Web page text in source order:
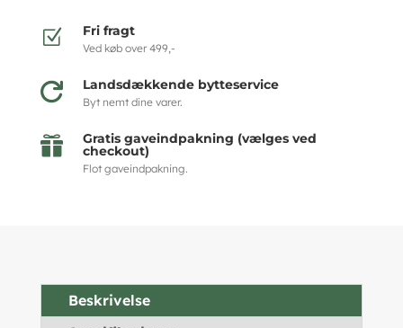
Z Fri fragt
Ved køb over 499,-
 Landsdækkende bytteservice
Byt nemt dine varer.
 Gratis gaveindpakning (vælges ved
checkout)
Flot gaveindpakning.
Beskrivelse